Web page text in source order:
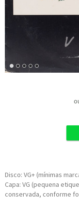
Disco: VG+ (mínimas
Capa: VG (pequena
conservada, conforme